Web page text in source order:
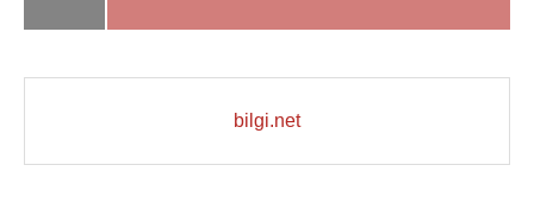
bilgi.net